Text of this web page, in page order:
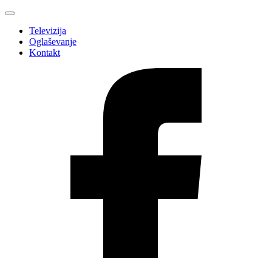
Televizija
Oglaševanje
Kontakt